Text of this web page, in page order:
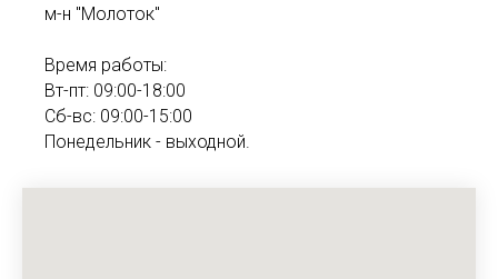
м-н "Молоток"
Время работы:
Вт-пт: 09:00-18:00
Сб-вс: 09:00-15:00
Понедельник - выходной.